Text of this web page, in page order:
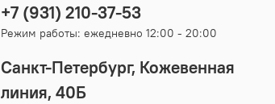
+7 (931) 210-37-53
Режим работы: ежедневно 12:00 - 20:00
Санкт-Петербург, Кожевенная
линия, 40Б